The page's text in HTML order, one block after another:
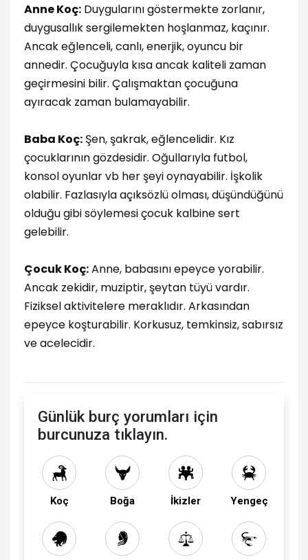
Anne Koç: Duygularını göstermekte zorlanır,
duygusallık sergilemekten hoşlanmaz, kaçınır.
Ancak eğlenceli, canlı, enerjik, oyuncu bir
annedir. Çocuğuyla kısa ancak kaliteli zaman
geçirmesini bilir. Çalışmaktan çocuğuna
ayıracak zaman bulamayabilir.
Baba Koç: Şen, şakrak, eğlencelidir. Kız
çocuklarının gözdesidir. Oğullarıyla futbol,
konsol oyunlar vb her şeyi oynayabilir. İşkolik
olabilir. Fazlasıyla açıksözlü olması, düşündüğünü
olduğu gibi söylemesi çocuk kalbine sert
gelebilir.
Çocuk Koç:Anne, babasını epeyce yorabilir.
Ancak zekidir, muziptir, şeytan tüyü vardır.
Fiziksel aktivitelere meraklıdır. Arkasından
epeyce koşturabilir. Korkusuz, temkinsiz, sabırsız
ve acelecidir.
Günlük burç yorumları için
burcunuza tıklayın.
Koç Boğa İkizler Yengeç